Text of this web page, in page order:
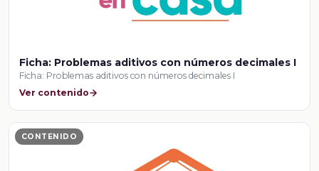
Ficha: Problemas aditivos con números decimales I
Ficha: Problemas aditivos con números decimales I
Ver contenido
CONTENIDO